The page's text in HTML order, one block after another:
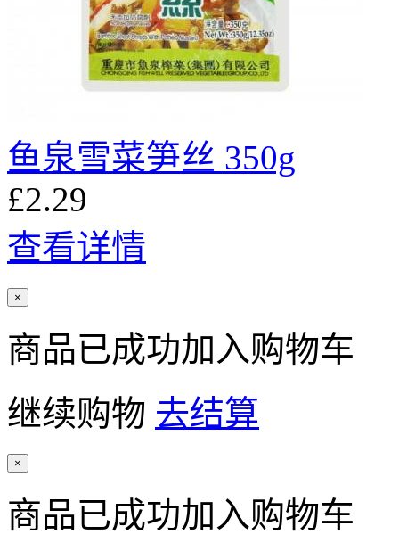
鱼泉雪菜笋丝 350g
£2.29
查看详情
×
商品已成功加入购物车
继续购物 去结算
×
商品已成功加入购物车